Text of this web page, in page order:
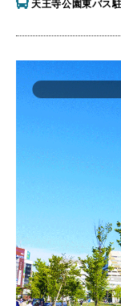
天王寺公園東バス